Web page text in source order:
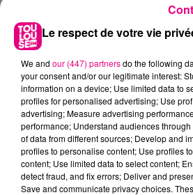
Cancer Lion
Le respect de votre vie
We and our (447) partnersdo the following
your consent and/or our legitimate interest:
information on a device; Use limited data to
profiles for personalised advertising; Use
advertising; Measure advertising
performance; Understand audiences
of data from different sources; Develop and
profiles to personalise content; Use profiles
content; Use limited data to select content;
detect fraud, and fix errors; Deliver and
Save and communicate privacy choices.